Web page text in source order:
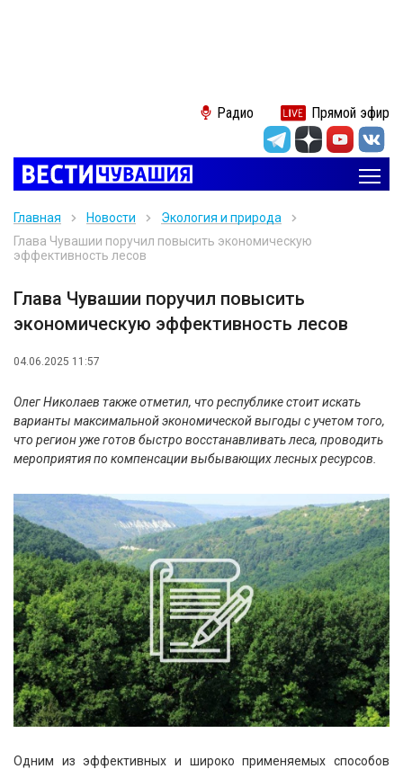
Радио Прямой эфир
Главная Новости
Экология и природа
Глава Чувашии поручил повысить экономическую
эффективность лесов
Глава Чувашии поручил повысить
экономическую эффективность лесов
04.06.2025 11:57
Олег Николаев также отметил, что республике стоит искать
варианты максимальной экономической выгоды с учетом того,
что регион уже готов быстро восстанавливать леса, проводить
мероприятия по компенсации выбывающих лесных ресурсов.
Одним из эффективных и широко применяемых способов